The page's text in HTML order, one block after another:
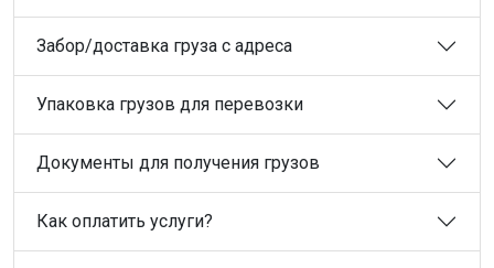
Забор/доставка груза с адреса
Упаковка грузов для перевозки
Документы для получения грузов
Как оплатить услуги?